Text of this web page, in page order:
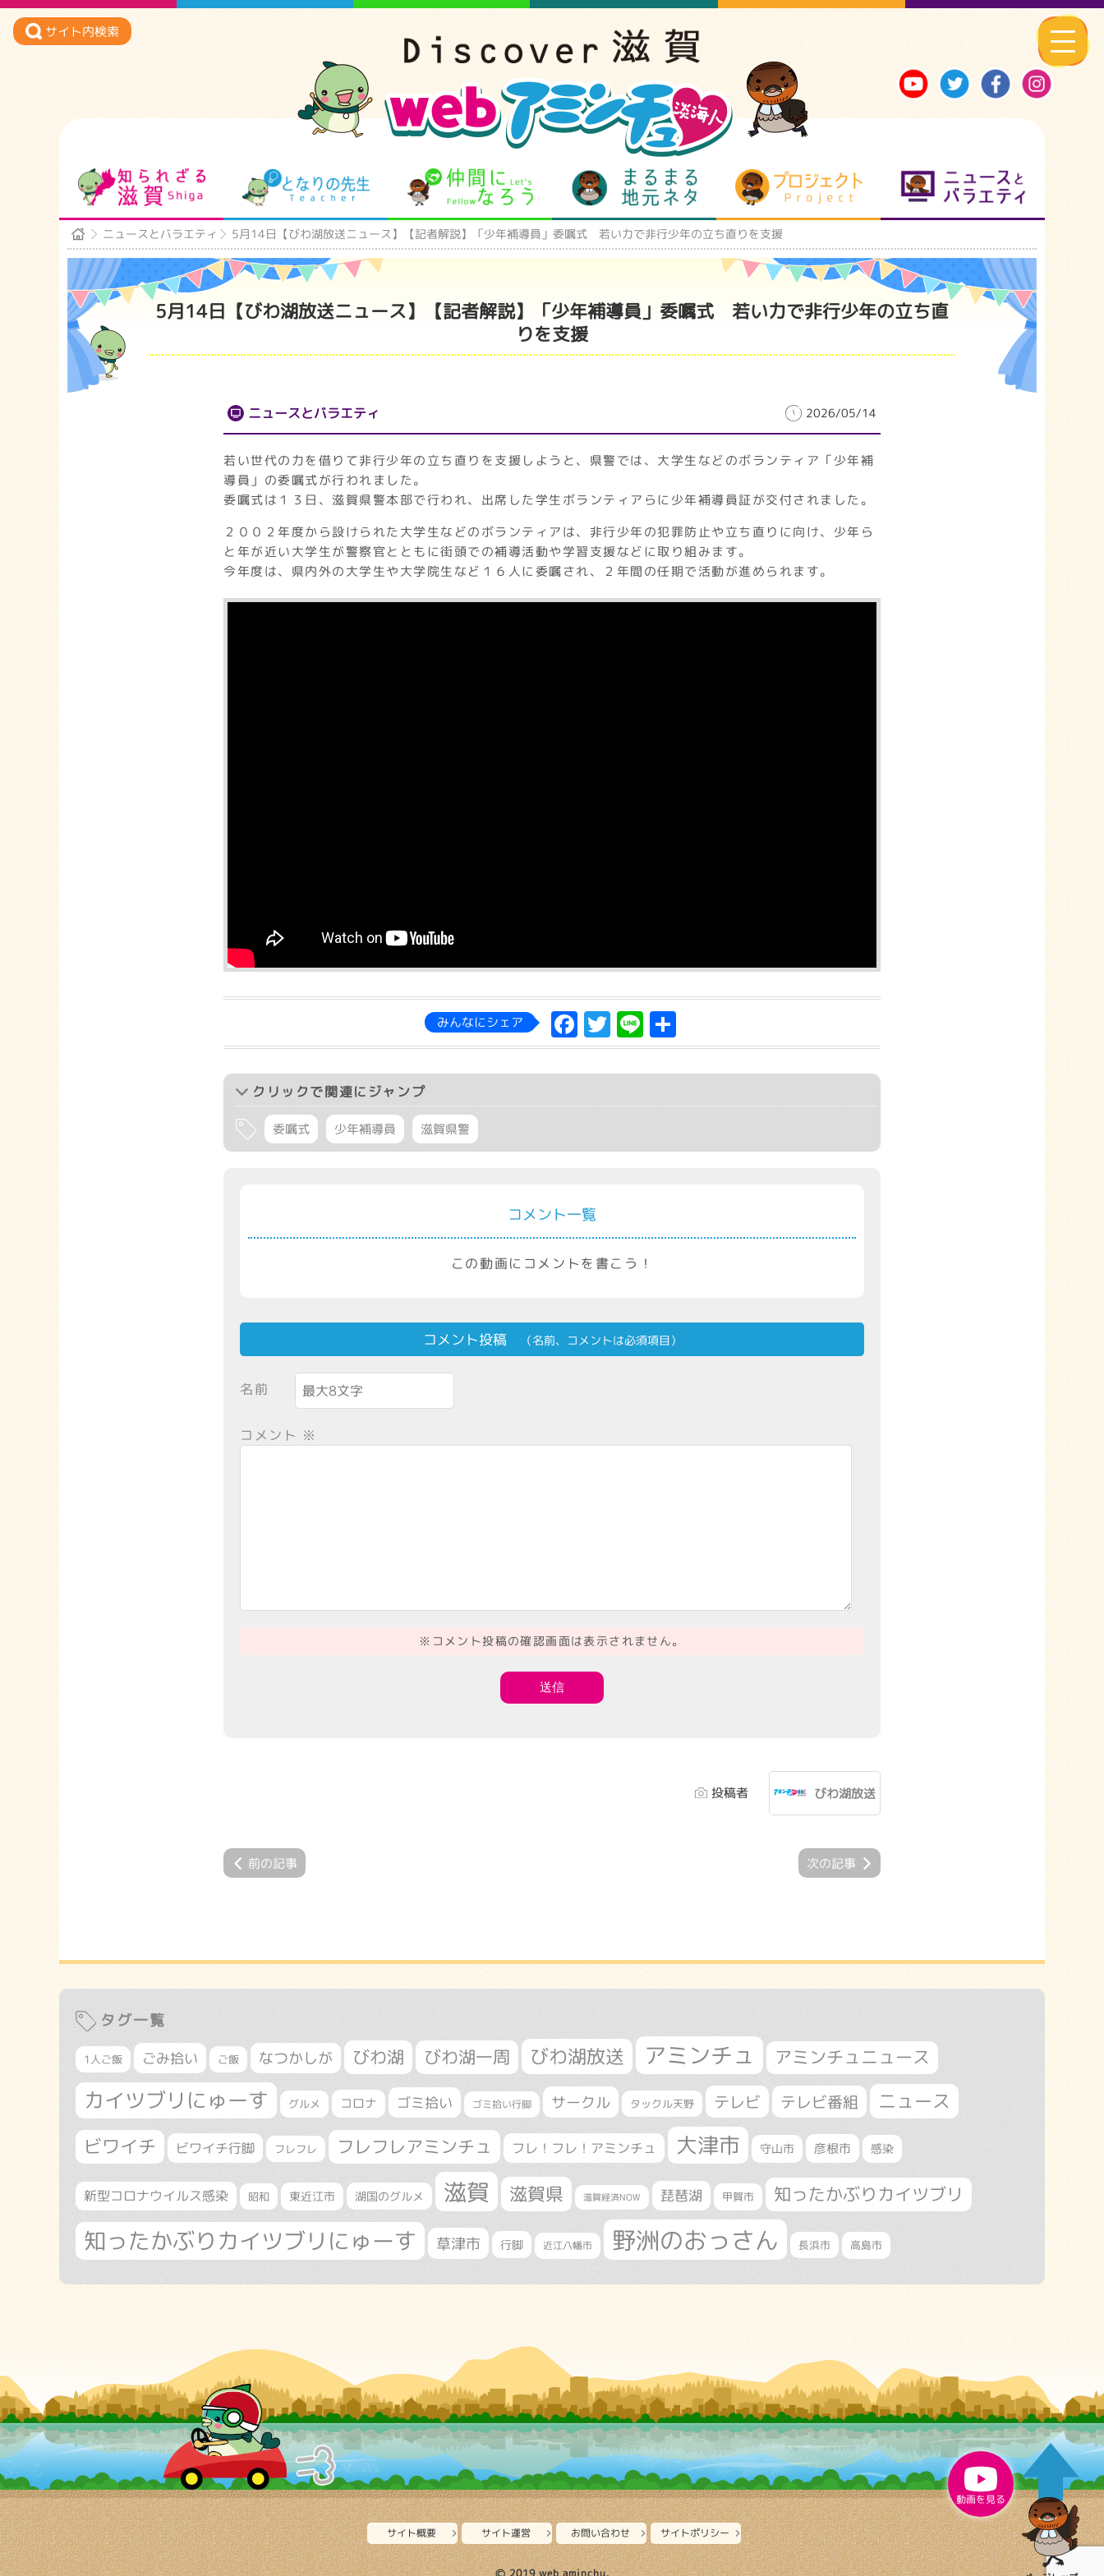
サイト内検索
知られざる滋賀 となりの先生 仲間になろう まるまる地元ネタ プロジェクト
ニュースとバラエティ 5月14日【びわ湖放送ニュース】【記者解説】「少年補導員」委嘱式 若い力で非行少年の立ち直りを支援
5月14日【びわ湖放送ニュース】【記者解説】「少年補導員」委嘱式 若い力で非行少年の立ち直
りを支援
ニュースとバラエティ 2026/05/14
若い世代の力を借りて非行少年の立ち直りを支援しようと、県警では、大学生などのボランティア「少年補
導員」の委嘱式が行われました。
委嘱式は１３日、滋賀県警本部で行われ、出席した学生ボランティアらに少年補導員証が交付されました。
２００２年度から設けられた大学生などのボランティアは、非行少年の犯罪防止や立ち直りに向け、少年ら
と年が近い大学生が警察官とともに街頭での補導活動や学習支援などに取り組みます。
今年度は、県内外の大学生や大学院生など１６人に委嘱され、２年間の任期で活動が進められます。
みんなにシェア Facebook
Twitter
Line
有
クリックで関連にジャンプ
委嘱式 少年補導員 滋賀県警
コメント一覧
この動画にコメントを書こう！
コメント投稿 （名前、コメントは必須項目）
名前
コメント ※
※コメント投稿の確認画面は表示されません。
投稿者 びわ湖放送
前の記事 次の記事
動画を見る
タグ一覧
1人ご飯 ごみ拾い ご飯 なつかしが びわ湖 びわ湖一周 びわ湖放送 アミンチュ アミンチュニュース
カイツブリにゅーす グルメ コロナ ゴミ拾い ゴミ拾い行脚 サークル タックル天野 テレビ テレビ番組 ニュース
ビワイチ ビワイチ行脚 フレフレ フレフレアミンチュ フレ！フレ！アミンチュ 大津市 守山市 彦根市 感染
新型コロナウイルス感染 昭和 東近江市 湖国のグルメ 滋賀 滋賀県 滋賀経済NOW 琵琶湖 甲賀市 知ったかぶりカイツブリ
知ったかぶりカイツブリにゅーす 草津市 行脚 近江八幡市 野洲のおっさん 長浜市 高島市
サイト概要 サイト運営 お問い合わせ サイトポリシー
Ⓒ 2019 web aminchu.